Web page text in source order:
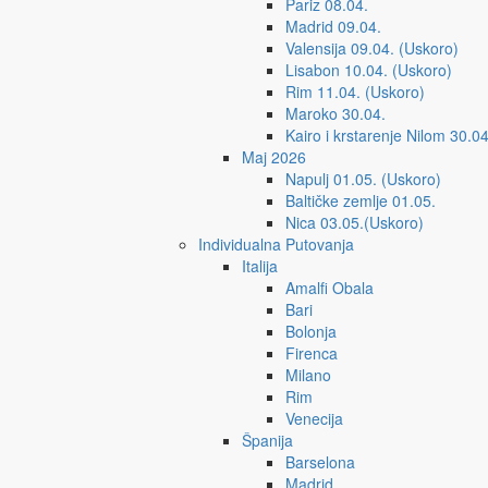
Pariz 08.04.
Madrid 09.04.
Valensija 09.04. (Uskoro)
Lisabon 10.04. (Uskoro)
Rim 11.04. (Uskoro)
Maroko 30.04.
Kairo i krstarenje Nilom
Maj 2026
Napulj 01.05. (Uskoro)
Baltičke zemlje 01.05.
Nica 03.05.(Uskoro)
Individualna Putovanja
Italija
Amalfi Obala
Bari
Bolonja
Firenca
Milano
Rim
Venecija
Španija
Barselona
Madrid